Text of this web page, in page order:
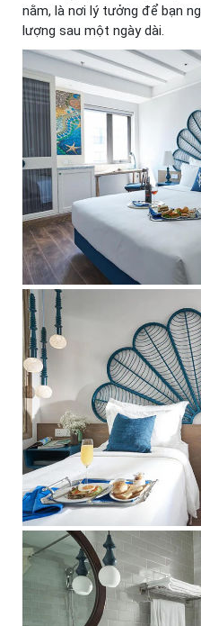
nằm, là nơi lý tưởng để bạn
lượng sau một ngày dài.